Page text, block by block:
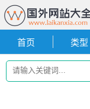
首页 类型